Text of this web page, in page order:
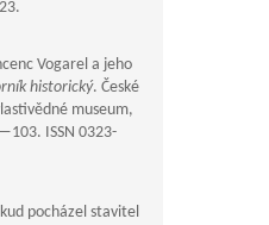
.
Vogarel a jeho
historický. České
museum,
. ISSN 0323-
pocházel stavitel